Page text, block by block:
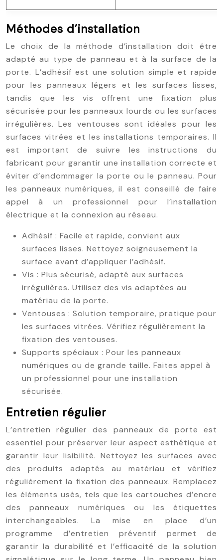
Méthodes d’installation
Le choix de la méthode d’installation doit être
adapté au type de panneau et à la surface de la
porte. L’adhésif est une solution simple et rapide
pour les panneaux légers et les surfaces lisses,
tandis que les vis offrent une fixation plus
sécurisée pour les panneaux lourds ou les surfaces
irrégulières. Les ventouses sont idéales pour les
surfaces vitrées et les installations temporaires. Il
est important de suivre les instructions du
fabricant pour garantir une installation correcte et
éviter d’endommager la porte ou le panneau. Pour
les panneaux numériques, il est conseillé de faire
appel à un professionnel pour l’installation
électrique et la connexion au réseau.
Adhésif : Facile et rapide, convient aux
surfaces lisses. Nettoyez soigneusement la
surface avant d’appliquer l’adhésif.
Vis : Plus sécurisé, adapté aux surfaces
irrégulières. Utilisez des vis adaptées au
matériau de la porte.
Ventouses : Solution temporaire, pratique pour
les surfaces vitrées. Vérifiez régulièrement la
fixation des ventouses.
Supports spéciaux : Pour les panneaux
numériques ou de grande taille. Faites appel à
un professionnel pour une installation
sécurisée.
Entretien régulier
L’entretien régulier des panneaux de porte est
essentiel pour préserver leur aspect esthétique et
garantir leur lisibilité. Nettoyez les surfaces avec
des produits adaptés au matériau et vérifiez
régulièrement la fixation des panneaux. Remplacez
les éléments usés, tels que les cartouches d’encre
des panneaux numériques ou les étiquettes
interchangeables. La mise en place d’un
programme d’entretien préventif permet de
garantir la durabilité et l’efficacité de la solution